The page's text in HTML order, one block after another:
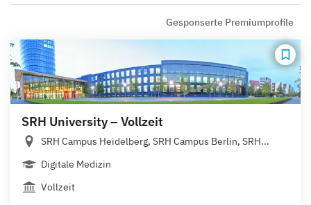
Gesponserte Premiumprofile
SRH University – Vollzeit
SRH Campus Heidelberg, SRH Campus Berlin, SRH...
Digitale Medizin
Vollzeit